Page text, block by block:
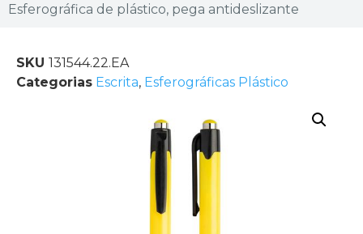
Esferográfica de plástico, pega antideslizante
SKU 131544.22.EA
Categorias Escrita, Esferográficas Plástico